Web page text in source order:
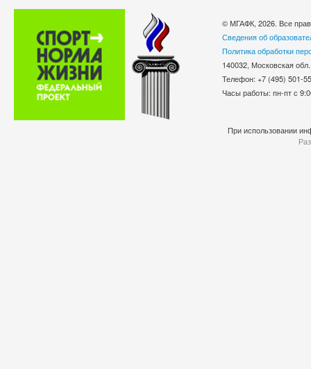
© МГАФК, 2026. Все
Сведения об
Политика обработки
140032, Московская
Телефон: +7 (495)
Часы работы: пн-пт с
При использовании